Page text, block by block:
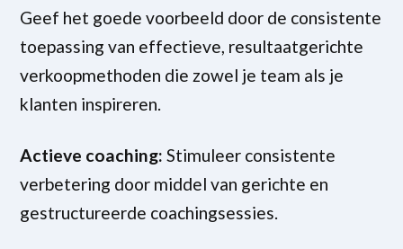
Geef het goede voorbeeld door de consistente
toepassing van effectieve, resultaatgerichte
verkoopmethoden die zowel je team als je
klanten inspireren.
Actieve coaching: Stimuleer consistente
verbetering door middel van gerichte en
gestructureerde coachingsessies.